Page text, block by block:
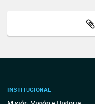
INSTITUCIONAL